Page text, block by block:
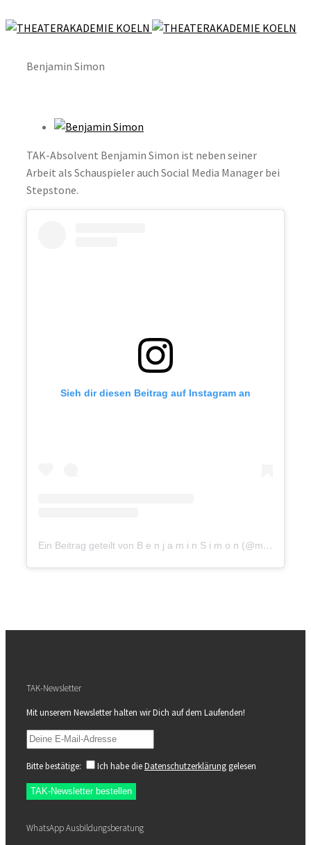
Benjamin Simon
TAK-Absolvent Benjamin Simon ist neben seiner
Arbeit als Schauspieler auch Social Media Manager bei
Stepstone.
Sieh dir diesen Beitrag auf Instagram an
Ein Beitrag geteilt von B e n j a m i n S i m o n (@mr.benjaminsimon)
TAK-Newsletter
Mit unserem Newsletter halten wir Dich auf dem Laufenden!
Bitte bestätige: Ich habe dieDatenschutzerklärung gelesen
WhatsApp Ausbildungsberatung